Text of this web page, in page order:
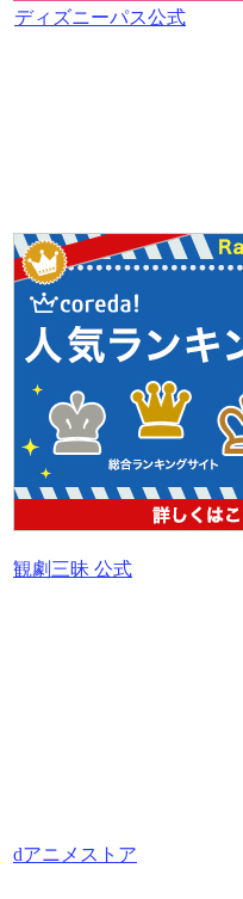
ディズニーパス公式
観劇三昧 公式
dアニメストア